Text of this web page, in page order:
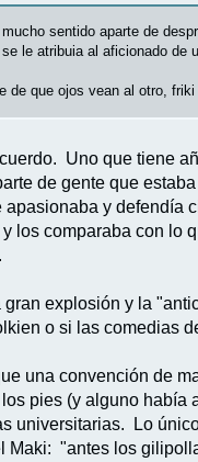
sentido aparte de
le atribuia al aficionado de
de que ojos vean al otro,
Uno que tiene
de gente que
apasionaba y defendía
los comparaba con lo
gran explosión y la
o si las comedias
una convención de
pies (y alguno había
universitarias. Lo
Maki: "antes los